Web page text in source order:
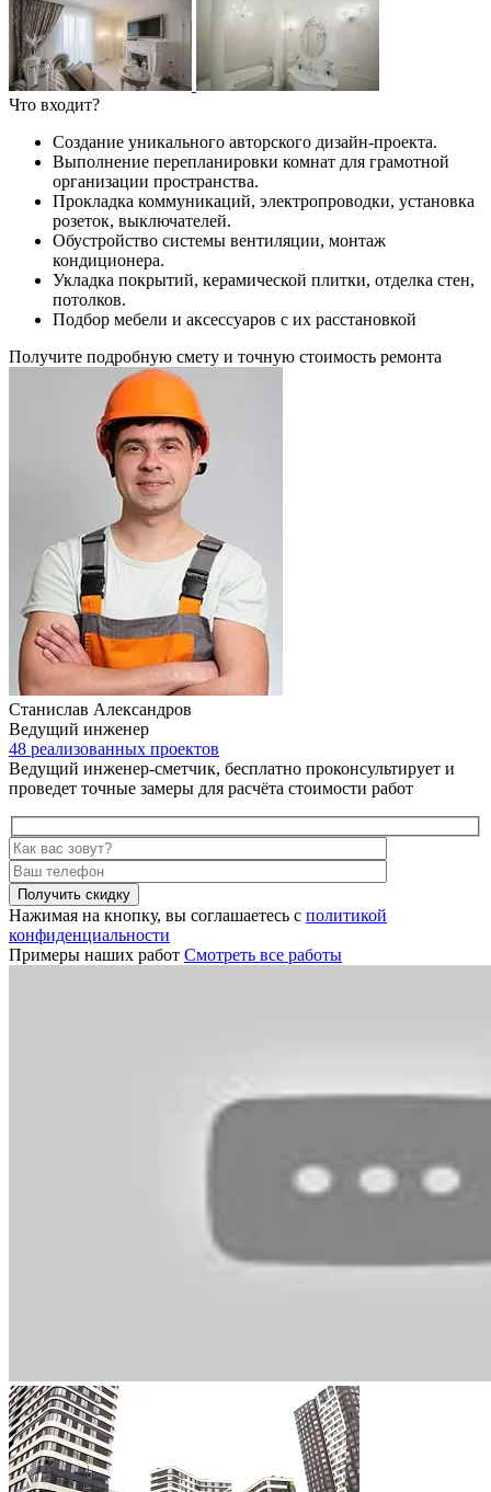
Что входит?
Создание уникального авторского дизайн-проекта.
Выполнение перепланировки комнат для грамотной
организации пространства.
Прокладка коммуникаций, электропроводки, установка
розеток, выключателей.
Обустройство системы вентиляции, монтаж
кондиционера.
Укладка покрытий, керамической плитки, отделка стен,
потолков.
Подбор мебели и аксессуаров с их расстановкой
Получите подробную смету и точную стоимость ремонта
Станислав Александров
Ведущий инженер
48 реализованных проектов
Ведущий инженер-сметчик, бесплатно проконсультирует и
проведет точные замеры для расчёта стоимости работ
Получить скидку
Нажимая на кнопку, вы соглашаетесь с политикой
конфиденциальности
Примеры наших работ Смотреть все работы